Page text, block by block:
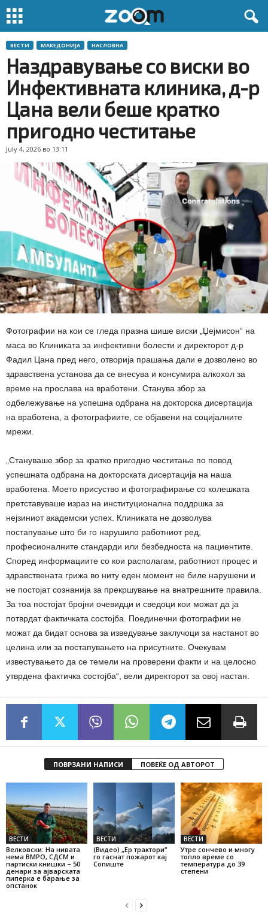
ВЕСТИ МАКЕДОНИЈА НАСЛОВНА
Наздравување со виски во
Инфективната клиника, д-р
Цана вели беше кратко
пригодно честитање
July 4, 2026 во 13:11
Фотографии на кои се гледа празна шише виски „Џејмисон“ на
маса во Клиниката за инфективни болести и директорот д-р
Фадил Цана пред него, отворија прашања дали е дозволено во
здравствена установа да се внесува и консумира алкохол за
време на прослава на вработени. Станува збор за
одбележување на успешна одбрана на докторска дисертација
на вработена, а фотографиите, се објавени на социјалните
мрежи.
„Стануваше збор за кратко пригодно честитање по повод
успешната одбрана на докторската дисертација на наша
вработена. Моето присуство и фотографирање со колешката
претставуваше израз на институционална поддршка за
нејзиниот академски успех. Клиниката не дозволува
постапување што би го нарушило работниот ред,
професионалните стандарди или безбедноста на пациентите.
Според информациите со кои располагам, работниот процес и
здравствената грижа во ниту еден момент не биле нарушени и
не постојат сознанија за прекршување на внатрешните правила.
За тоа постојат бројни очевидци и сведоци кои можат да ја
потврдат фактичката состојба. Поединечни фотографии не
можат да бидат основа за изведување заклучоци за настанот во
целина или за постапувањето на присутните. Очекувам
известувањето да се темели на проверени факти и на целосно
утврдена фактичка состојба“, вели директорот за овој настан.
ПОВРЗАНИ НАПИСИ ПОВЕЌЕ ОД АВТОРОТ
ВЕСТИ
Велковски: На нивата
нема ВМРО, СДСМ и
партиски книшки – 50
денари за ајварската
пиперка е барање за
опстанок
ВЕСТИ
(Видео) „Ер трактори“
го гаснат пожарот кај
Сопиште
ВЕСТИ
Утре сончево и многу
топло време со
температура до 39
степени